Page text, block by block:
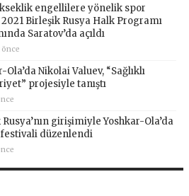
engellilere yönelik spor
Birleşik Rusya Halk Programı
Saratov’da açıldı
önce
Ola’da Nikolai Valuev, “Sağlıklı
projesiyle tanıştı
girişimiyle Yoshkar-Ola’da
düzenlendi